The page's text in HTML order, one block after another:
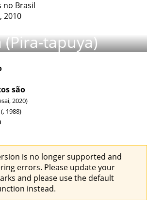
no Brasil
2010
tapuya)
são
2020)
(, 1988)
is no longer supported and
errors. Please update your
and please use the default
instead.